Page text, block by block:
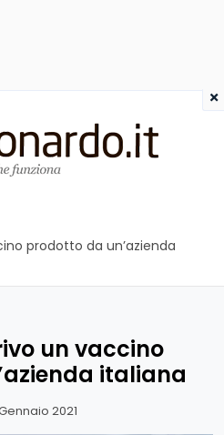
prodotto da un’azienda
un vaccino
italiana
2021
×